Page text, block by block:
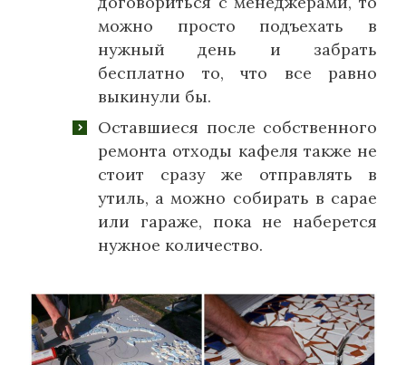
можно просто подъехать в
нужный день и забрать
бесплатно то, что все равно
выкинули бы.
Оставшиеся после собственного
ремонта отходы кафеля также не
стоит сразу же отправлять в
утиль, а можно собирать в сарае
или гараже, пока не наберется
нужное количество.